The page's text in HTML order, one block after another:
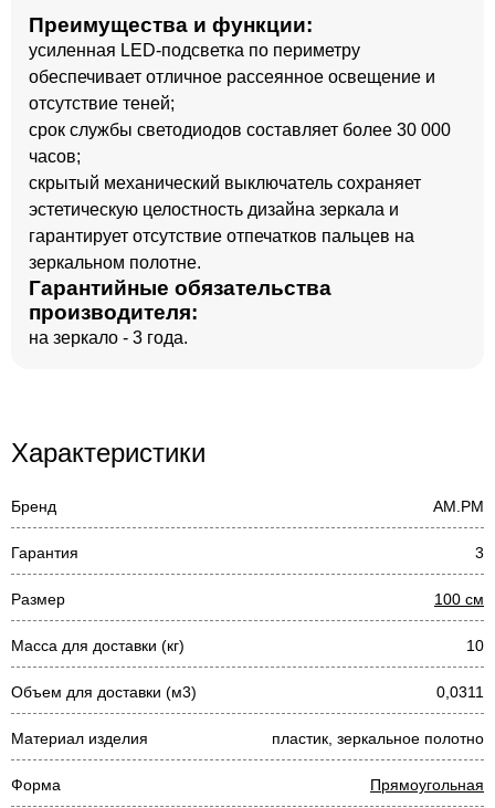
Преимущества и функции:
усиленная LED-подсветка по периметру
обеспечивает отличное рассеянное освещение и
отсутствие теней;
срок службы светодиодов составляет более 30 000
часов;
скрытый механический выключатель сохраняет
эстетическую целостность дизайна зеркала и
гарантирует отсутствие отпечатков пальцев на
зеркальном полотне.
Гарантийные обязательства
производителя:
на зеркало - 3 года.
Характеристики
Бренд AM.PM
Гарантия 3
Размер 100 см
Масса для доставки (кг) 10
Объем для доставки (м3) 0,0311
Материал изделия пластик, зеркальное полотно
Форма Прямоугольная